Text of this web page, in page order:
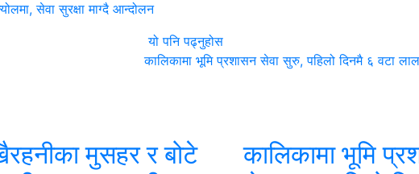
सेवा सुरक्षा माग्दै आन्दोलन
यो पनि पढ्नुहोस
कालिकामा भूमि प्रशासन सेवा सुरु, पहिलो दिनमै ६ वटा
मुसहर र बोटे
कालिकामा भूमि